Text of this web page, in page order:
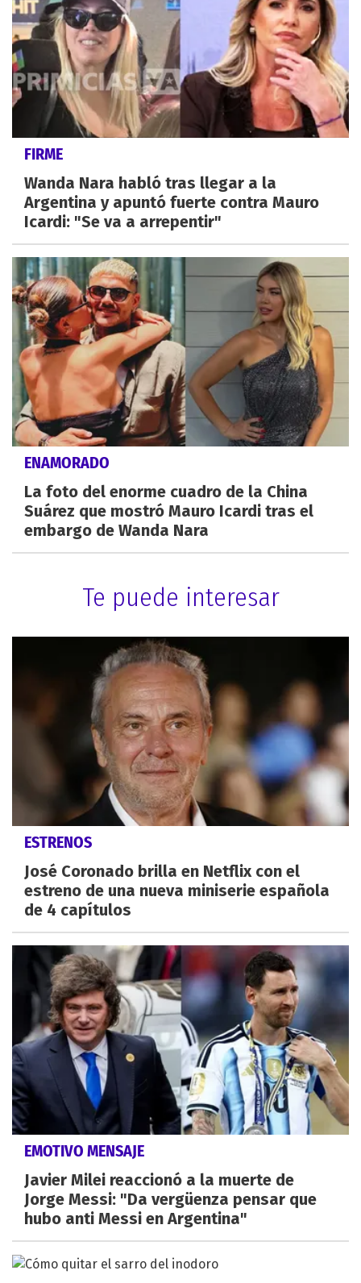
FIRME
Wanda Nara habló tras llegar a la
Argentina y apuntó fuerte contra Mauro
Icardi: "Se va a arrepentir"
ENAMORADO
La foto del enorme cuadro de la China
Suárez que mostró Mauro Icardi tras el
embargo de Wanda Nara
Te puede interesar
ESTRENOS
José Coronado brilla en Netflix con el
estreno de una nueva miniserie española
de 4 capítulos
EMOTIVO MENSAJE
Javier Milei reaccionó a la muerte de
Jorge Messi: "Da vergüenza pensar que
hubo anti Messi en Argentina"